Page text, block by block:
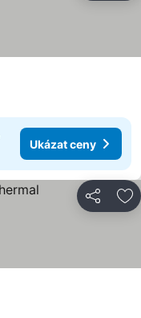
Ukázat ceny
Sdílet